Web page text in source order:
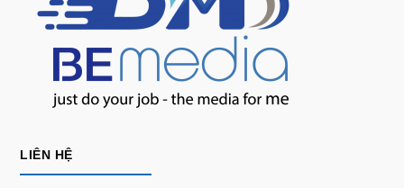
LIÊN HỆ